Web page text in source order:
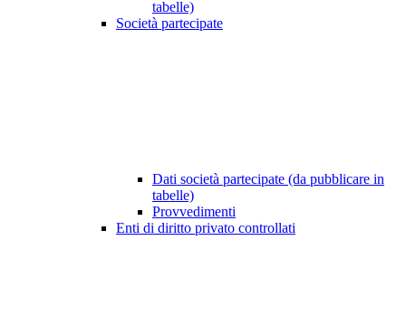
tabelle)
Società partecipate
Dati società partecipate (da pubblicare in
tabelle)
Provvedimenti
Enti di diritto privato controllati